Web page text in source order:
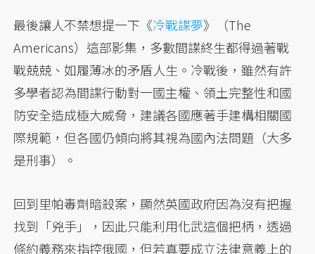
最後讓人不禁想提一下《冷戰諜夢》（The
Americans）這部影集，多數間諜終生都得過著戰
戰兢兢、如履薄冰的矛盾人生。冷戰後，雖然有許
多學者認為間諜行動對一國主權、領土完整性和國
防安全造成極大威脅，建議各國應著手建構相關國
際規範，但各國仍傾向將其視為國內法問題（大多
是刑事）。
回到里帕毒劑暗殺案，顯然英國政府因為沒有把握
找到「兇手」，因此只能利用化武這個把柄，透過
條約義務來指控俄國，但若真要成立法律意義上的